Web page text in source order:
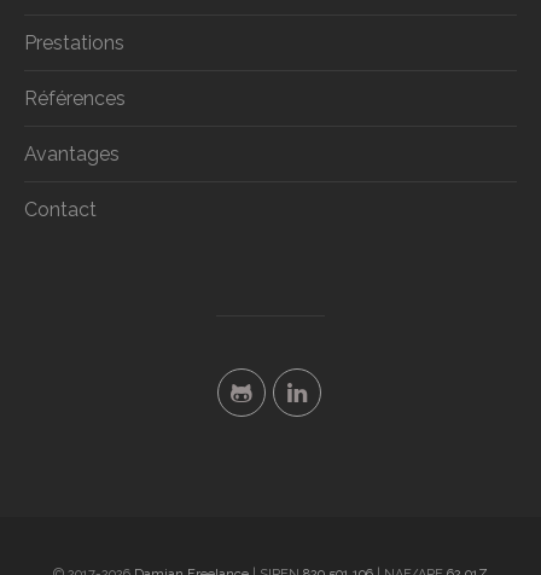
Prestations
Références
Avantages
Contact